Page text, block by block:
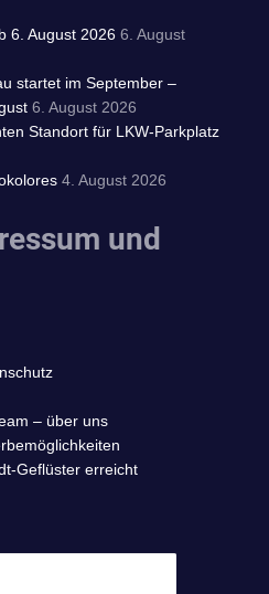
6. August 2026 6. August
startet im September –
6. August 2026
Standort für LKW-Parkplatz
4. August 2026
und
– über uns
Geflüster erreicht